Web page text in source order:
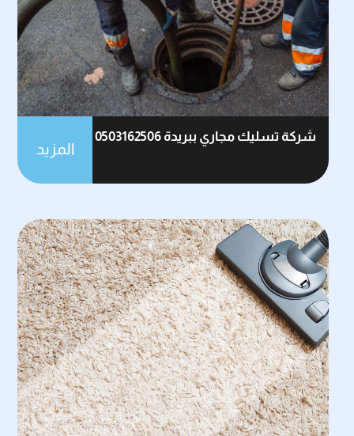
شركة تسليك مجاري ببريدة 0503162506
المزيد